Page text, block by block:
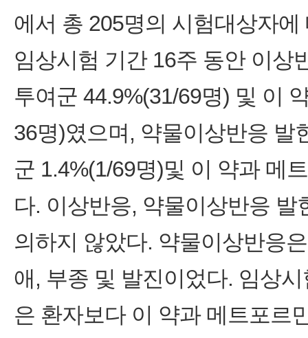
에서 총 205명의 시험대상자
임상시험 기간 16주 동안 이상
투여군 44.9%(31/69명) 및 이
36명)였으며, 약물이상반응 발
군 1.4%(1/69명)및 이 약과 메
다. 이상반응, 약물이상반응
의하지 않았다. 약물이상반응
애, 부종 및 발진이었다. 임상
은 환자보다 이 약과 메트포르